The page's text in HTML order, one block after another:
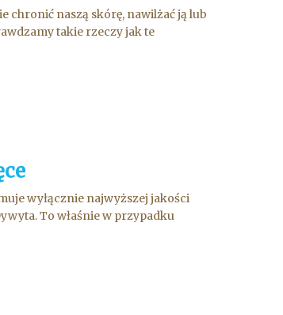
chronić naszą skórę, nawilżać ją lub
takie rzeczy jak te
wyłącznie najwyższej jakości
To właśnie w przypadku